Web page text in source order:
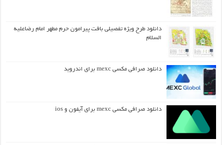
دانلود طرح ويژه تفصيلي بافت پيرامون حرم مطهر امام رضاعليه
السلام
دانلود صرافی مکسی mexc برای اندروید
دانلود صرافی مکسی mexc برای آیفون و ios